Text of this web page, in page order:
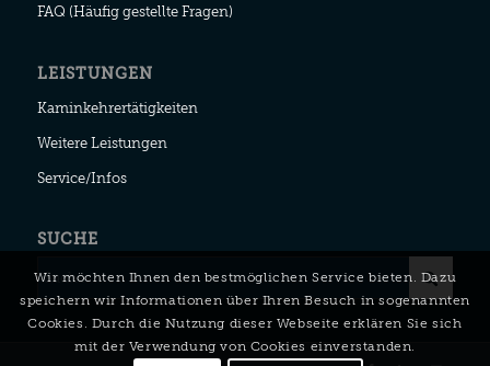
FAQ (Häufig gestellte Fragen)
LEISTUNGEN
Kaminkehrertätigkeiten
Weitere Leistungen
Service/Infos
SUCHE
Wir möchten Ihnen den bestmöglichen Service bieten. Dazu
speichern wir Informationen über Ihren Besuch in sogenannten
Cookies. Durch die Nutzung dieser Webseite erklären Sie sich
mit der Verwendung von Cookies einverstanden.